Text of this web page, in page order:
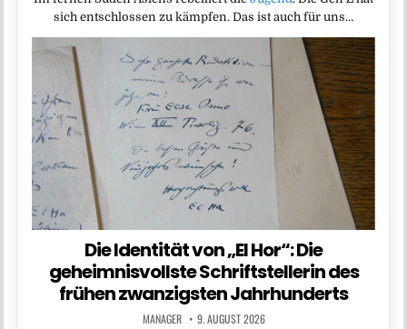
sich entschlossen zu kämpfen. Das ist auch für uns…
Die Identität von „El Hor“: Die
geheimnisvollste Schriftstellerin des
frühen zwanzigsten Jahrhunderts
MANAGER 9. AUGUST 2026